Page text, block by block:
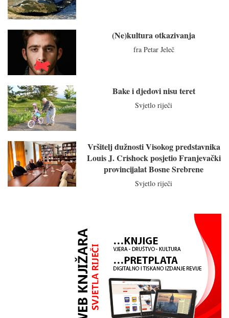
(Ne)kultura otkazivanja
fra Petar Jeleč
Bake i djedovi nisu teret
Svjetlo riječi
Vršitelj dužnosti Visokog predstavnika
Louis J. Crishock posjetio Franjevački
provincijalat Bosne Srebrene
Svjetlo riječi